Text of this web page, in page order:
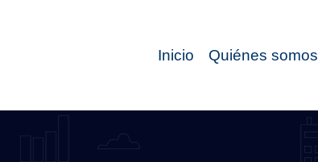
Inicio Quiénes somos